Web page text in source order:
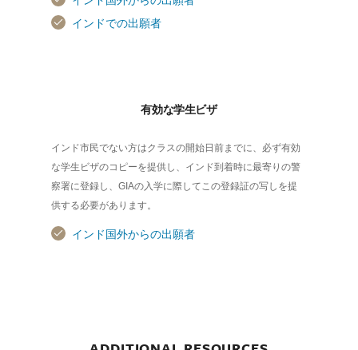
インドでの出願者
有効な学生ビザ
インド市民でない方はクラスの開始日前までに、必ず有効
な学生ビザのコピーを提供し、インド到着時に最寄りの警
察署に登録し、GIAの入学に際してこの登録証の写しを提
供する必要があります。
インド国外からの出願者